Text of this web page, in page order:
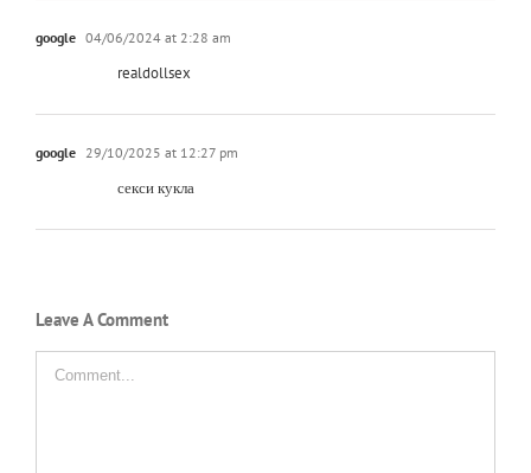
google 04/06/2024 at 2:28 am
realdollsex
google 29/10/2025 at 12:27 pm
секси кукла
Leave A Comment